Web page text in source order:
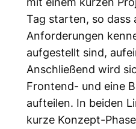
Tag starten, so dass
Anforderungen
aufgestellt sind,
Anschließend wird
Frontend- und eine
aufteilen. In beiden
kurze Konzept-